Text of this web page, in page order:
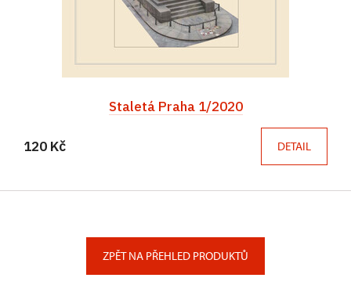
Staletá Praha 1/2020
120 Kč DETAIL
ZPĚT NA PŘEHLED PRODUKTŮ